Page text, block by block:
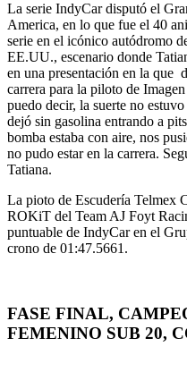
La serie IndyCar disputó el
America, en lo que fue el 40
serie en el icónico autódromo
EE.UU., escenario donde
en una presentación en la que
carrera para la piloto de
puedo decir, la suerte no
dejó sin gasolina entrando a
bomba estaba con aire, nos
no pudo estar en la carrera.
Tatiana.
La pioto de Escudería Telmex
ROKiT del Team AJ Foyt
puntuable de IndyCar en el
crono de 01:47.5661.
FASE FINAL,
FEMENINO SUB 20,